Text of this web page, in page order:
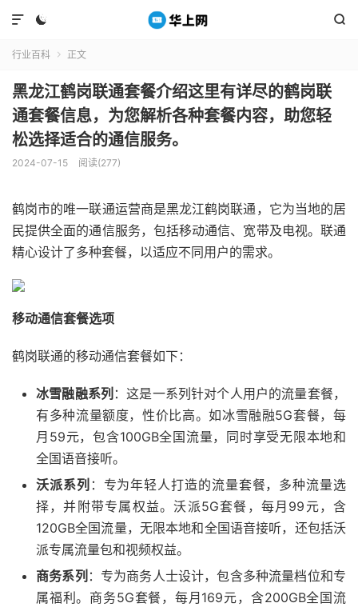
 

行业百科  正文
黑龙江鹤岗联通套餐介绍这里有详尽的鹤岗联
通套餐信息，为您解析各种套餐内容，助您轻
松选择适合的通信服务。
2024-07-15 阅读(277)
鹤岗市的唯一联通运营商是黑龙江鹤岗联通，它为当地的居
民提供全面的通信服务，包括移动通信、宽带及电视。联通
精心设计了多种套餐，以适应不同用户的需求。
移动通信套餐选项
鹤岗联通的移动通信套餐如下：
冰雪融融系列 ：这是一系列针对个人用户的流量套餐，
有多种流量额度，性价比高。如冰雪融融5G套餐，每
月59元，包含100GB全国流量，同时享受无限本地和
全国语音接听。
沃派系列 ：专为年轻人打造的流量套餐，多种流量选
择，并附带专属权益。沃派5G套餐，每月99元，含
120GB全国流量，无限本地和全国语音接听，还包括沃
派专属流量包和视频权益。
商务系列 ：专为商务人士设计，包含多种流量档位和专
属福利。商务5G套餐，每月169元，含200GB全国流